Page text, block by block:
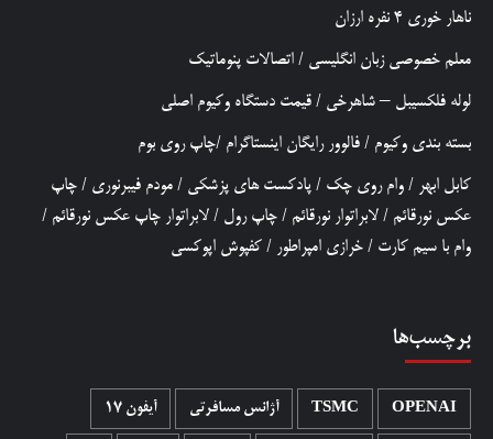
ناهار خوری 4 نفره ارزان
معلم خصوصی زبان انگلیسی / اتصالات پنوماتیک
لوله فلکسیبل – شاهرخی / قیمت دستگاه وکیوم اصلی
بسته بندی وکیوم / فالوور رایگان اینستاگرام /چاپ روی بوم
کابل ابهر / وام روی چک / پادکست های پزشکی / مودم فیبرنوری / چاپ
عکس نورقائم / لابراتوار نورقائم / چاپ رول / لابراتوار چاپ عکس نورقائم /
وام با سیم کارت / خرازی امپراطور / کفپوش اپوکسی
برچسب‌ها
OPENAI
TSMC آژانس مسافرتی آیفون 17